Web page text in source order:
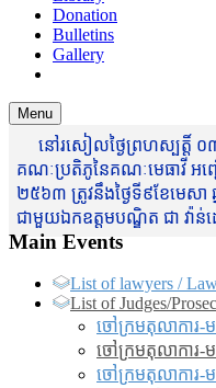
Donation
Bulletins
Gallery
Menu
នៅរសៀលថ្ងៃព្រហស្បត្តិ៍ ០៣
គណៈប្រតិភូនៃគណៈមេធាវី អញ្ជ
២៥៦៣ ត្រូវនឹងថ្ងៃទី៩ខែមេសា
ជាមួយឯកឧត្តមបណ្ឌិត ជា វ៉ា
Main Events
List of lawyers /
List of Judges/
ចៅក្រមតុលាការ-
ចៅក្រមតុលាការ-
ចៅក្រមតុលាការ-